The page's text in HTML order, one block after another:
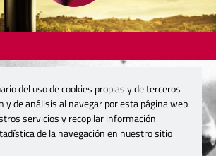
del uso de cookies propias y de terceros
y de análisis al navegar por esta página web
servicios y recopilar información
de la navegación en nuestro sitio